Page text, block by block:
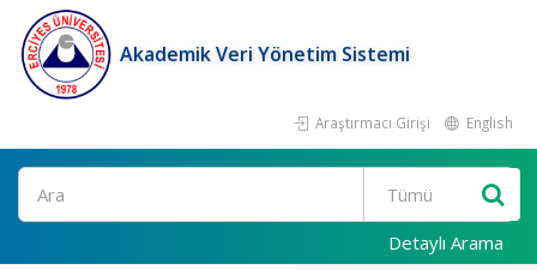
Akademik Veri Yönetim Sistemi
Araştırmacı Girişi English
Ara
Detaylı Arama